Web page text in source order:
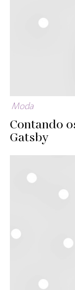
Moda
Contando
Gatsby